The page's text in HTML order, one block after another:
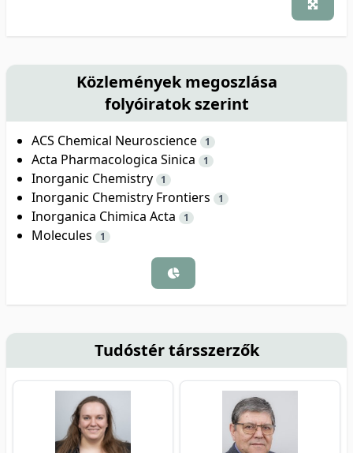
Közlemények megoszlása
folyóiratok szerint
ACS Chemical Neuroscience 1
Acta Pharmacologica Sinica 1
Inorganic Chemistry 1
Inorganic Chemistry Frontiers 1
Inorganica Chimica Acta 1
Molecules 1
Tudóstér társszerzők